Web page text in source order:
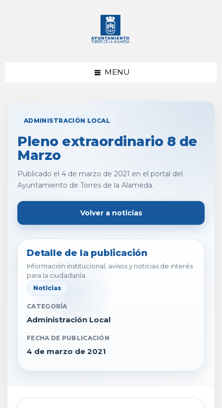
MENU
ADMINISTRACIÓN LOCAL
Pleno extraordinario 8 de
Marzo
Publicado el 4 de marzo de 2021 en el portal del
Ayuntamiento de Torres de la Alameda.
Volver a noticias
Detalle de la publicación
Información institucional, avisos y noticias de interés
para la ciudadanía.
Noticias
CATEGORÍA
Administración Local
FECHA DE PUBLICACIÓN
4 de marzo de 2021